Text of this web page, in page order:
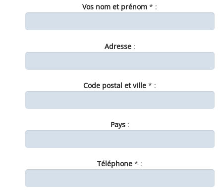
Vos nom et prénom * :
Adresse:
Code postal et ville * :
Pays:
Téléphone * :